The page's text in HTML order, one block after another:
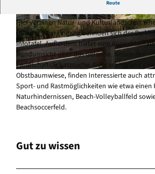
© Gemeinde Hagen im Bremischen | CC-BY
© Gemeinde Hagen im Bremischen |CC-BY © Kim Ortgies |
Route
ein fast 24 Hektar großes Gebiet.
Hier vereinen Natur- und Kulturlandschaft
Nutzung. Am Eingang befinden sich der
Infotafel. Außerdem bietet eine
Rundumsicht über das Gelände. Neben der
LandschaftsSchatzsuche, Geocaching und
Obstbaumwiese, finden Interessierte auch
Sport- und Rastmöglichkeiten wie etwa einen
Naturhindernissen, Beach-Volleyballfeld
Beachsoccerfeld.
Gut zu wissen